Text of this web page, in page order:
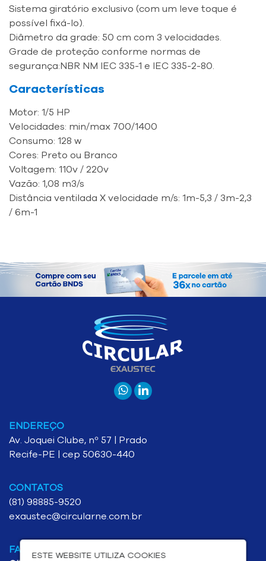
Sistema giratório exclusivo (com um leve toque é
possível fixá-lo).
Diâmetro da grade: 50 cm com 3 velocidades.
Grade de proteção conforme normas de
segurança:NBR NM IEC 335-1 e IEC 335-2-80.
Características
Motor: 1/5 HP
Velocidades: min/max 700/1400
Consumo: 128 w
Cores: Preto ou Branco
Voltagem: 110v / 220v
Vazão: 1,08 m3/s
Distância ventilada X velocidade m/s: 1m-5,3 / 3m-2,3
/ 6m-1
ENDEREÇO
Av. Joquei Clube, nº 57 | Prado
Recife-PE | cep 50630-440
CONTATOS
(81) 98885-9520
exaustec@circularne.com.br
FALE CONOSCO
ESTE WEBSITE UTILIZA COOKIES